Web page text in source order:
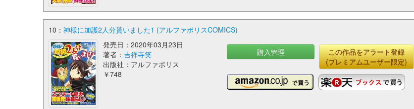
10： 神様に加護2人分貰いました1 (アルファポリスCOMICS)
発売日：2020年03月23日
著者：吉祥寺笑
出版社：アルファポリス
￥748
購入管理
この作品をアラート登録
(プレミアムユーザー限定)